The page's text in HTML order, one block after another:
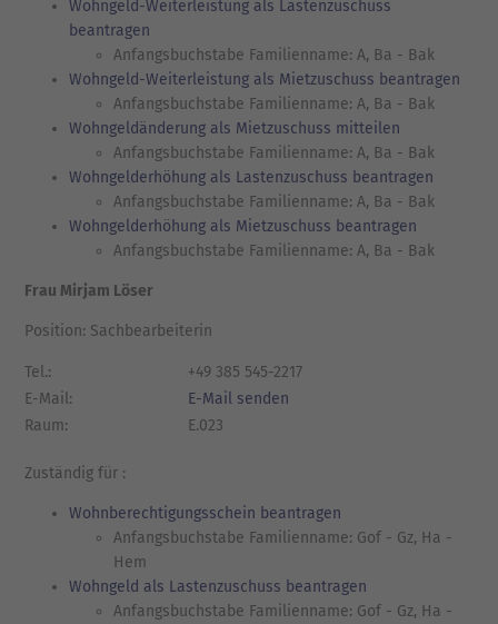
Wohngeld-Weiterleistung als Lastenzuschuss
beantragen
Anfangsbuchstabe Familienname: A, Ba - Bak
Wohngeld-Weiterleistung als Mietzuschuss beantragen
Anfangsbuchstabe Familienname: A, Ba - Bak
Wohngeldänderung als Mietzuschuss mitteilen
Anfangsbuchstabe Familienname: A, Ba - Bak
Wohngelderhöhung als Lastenzuschuss beantragen
Anfangsbuchstabe Familienname: A, Ba - Bak
Wohngelderhöhung als Mietzuschuss beantragen
Anfangsbuchstabe Familienname: A, Ba - Bak
Frau Mirjam Löser
Position: Sachbearbeiterin
Tel.:
+49 385 545-2217
E-Mail:
E-Mail senden
Raum:
E.023
Zuständig für :
Wohnberechtigungsschein beantragen
Anfangsbuchstabe Familienname: Gof - Gz, Ha -
Hem
Wohngeld als Lastenzuschuss beantragen
Anfangsbuchstabe Familienname: Gof - Gz, Ha -